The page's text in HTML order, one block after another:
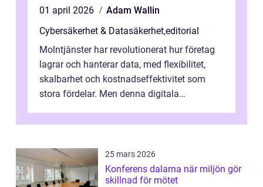
01 april 2026
Adam Wallin
Cybersäkerhet & Datasäkerhet,editorial
Molntjänster har revolutionerat hur företag
lagrar och hanterar data, med flexibilitet,
skalbarhet och kostnadseffektivitet som
stora fördelar. Men denna digitala
25 mars 2026
Konferens dalarna när miljön gör
skillnad för mötet